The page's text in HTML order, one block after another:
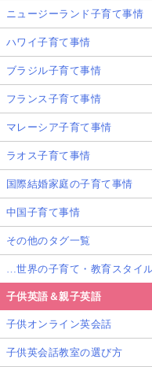
ニュージーランド子育て事情
ハワイ子育て事情
ブラジル子育て事情
フランス子育て事情
マレーシア子育て事情
ラオス子育て事情
国際結婚家庭の子育て事情
中国子育て事情
その他のタグ一覧
…世界の子育て・教育スタイ
子供英語＆親子英語
子供オンライン英会話
子供英会話教室の選び方